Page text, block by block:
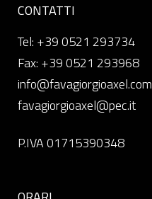
CONTATTI
Tel: +39 0521 293734
Fax: +39 0521 293968
info@favagiorgioaxel.com
favagiorgioaxel@pec.it
P.IVA 01715390348